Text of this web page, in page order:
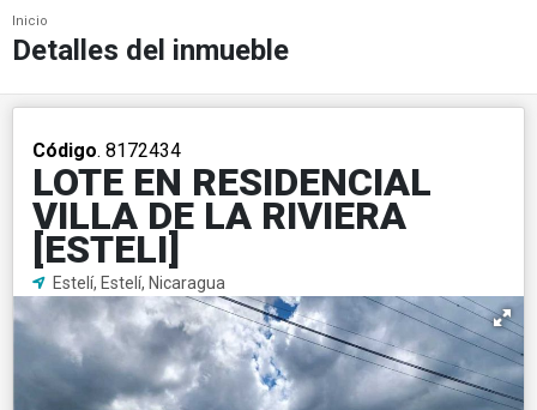
Inicio
Detalles del inmueble
Código. 8172434
LOTE EN RESIDENCIAL
VILLA DE LA RIVIERA
[ESTELI]
Estelí, Estelí, Nicaragua